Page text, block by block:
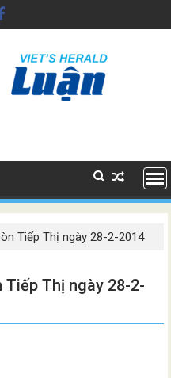
Tiếp Thị ngày 28-2-2014
Tiếp Thị ngày 28-2-